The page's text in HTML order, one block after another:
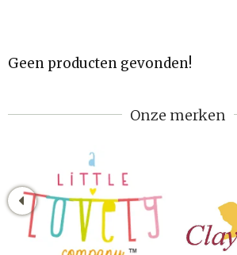
Geen producten gevonden!
Onze merken